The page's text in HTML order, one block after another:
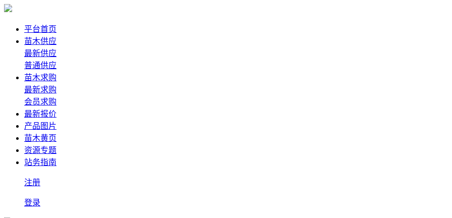
平台首页
苗木供应
最新供应
普通供应
苗木求购
最新求购
会员求购
最新报价
产品图片
苗木黄页
资源专题
站务指南
注册
登录